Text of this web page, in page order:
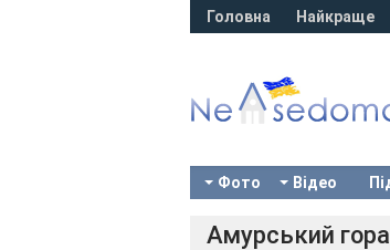
Головна Найкраще
Фото Відео
Амурський